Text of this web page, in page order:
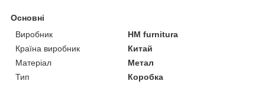
Основні
Виробник
HM furnitura
Країна виробник
Китай
Матеріал
Метал
Тип
Коробка